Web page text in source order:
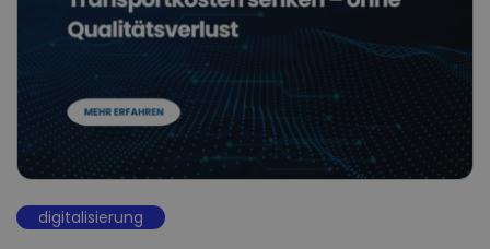
digitalisierung